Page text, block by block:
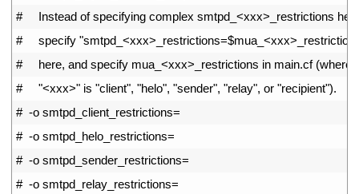
#     Instead of specifying complex smtpd_<xxx>_restrictions
#     specify
#     here, and specify mua_<xxx>_restrictions in main.cf (where
#     "<xxx>" is "client", "helo", "sender", "relay", or "recipient").
#  -o smtpd_client_restrictions=
#  -o smtpd_helo_restrictions=
#  -o smtpd_sender_restrictions=
#  -o smtpd_relay_restrictions=